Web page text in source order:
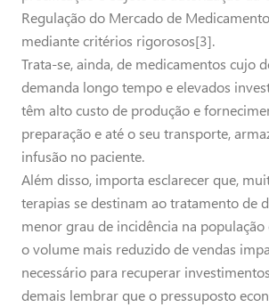
Regulação do Mercado de
mediante critérios rigorosos[3].
Trata-se, ainda, de medicamentos cujo
demanda longo tempo e elevados
têm alto custo de produção e
preparação e até o seu transporte,
infusão no paciente.
Além disso, importa esclarecer que,
terapias se destinam ao tratamento de
menor grau de incidência na população
o volume mais reduzido de vendas
necessário para recuperar
demais lembrar que o pressuposto